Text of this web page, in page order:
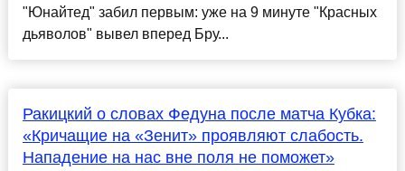
"Юнайтед" забил первым: уже на 9 минуте "Красных
дьяволов" вывел вперед Бру...
Ракицкий о словах Федуна после матча Кубка:
«Кричащие на «Зенит» проявляют слабость.
Нападение на нас вне поля не поможет»